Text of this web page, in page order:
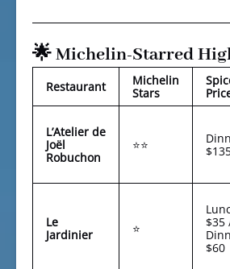
🌟 Michelin-Starred
Restaurant
Michelin
Stars
L’Atelier de
Joël
Robuchon
⭐⭐
Le
Jardinier
⭐
$35
$60